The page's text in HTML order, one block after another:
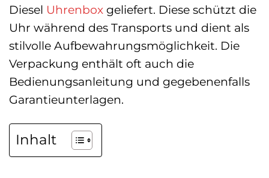
Diesel Uhrenbox geliefert. Diese schützt die
Uhr während des Transports und dient als
stilvolle Aufbewahrungsmöglichkeit. Die
Verpackung enthält oft auch die
Bedienungsanleitung und gegebenenfalls
Garantieunterlagen.
Inhalt